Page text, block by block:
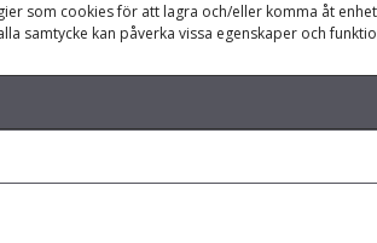
som cookies för att lagra och/eller komma åt
samtycke kan påverka vissa egenskaper och